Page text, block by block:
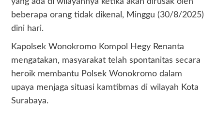
beberapa orang tidak dikenal, Minggu (30/8/2025)
dini hari.
Kapolsek Wonokromo Kompol Hegy Renanta
mengatakan, masyarakat telah spontanitas secara
heroik membantu Polsek Wonokromo dalam
upaya menjaga situasi kamtibmas di wilayah Kota
Surabaya.